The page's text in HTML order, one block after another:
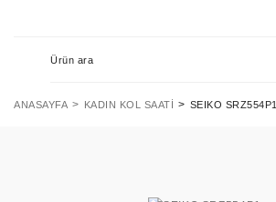
ANASAYFA KADIN KOL SAATI SEIKO SRZ554P1